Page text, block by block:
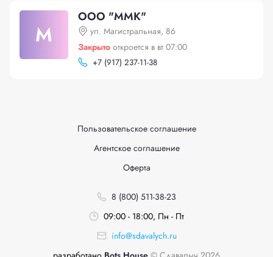
М
ООО "ММК"
ул. Магистральная, 86
Закрыто откроется в вт 07:00
+7 (917) 237-11-38
Пользовательское соглашение
Агентское соглашение
Оферта
8 (800) 511-38-23
09:00 - 18:00, Пн - Пт
info@sdavalych.ru